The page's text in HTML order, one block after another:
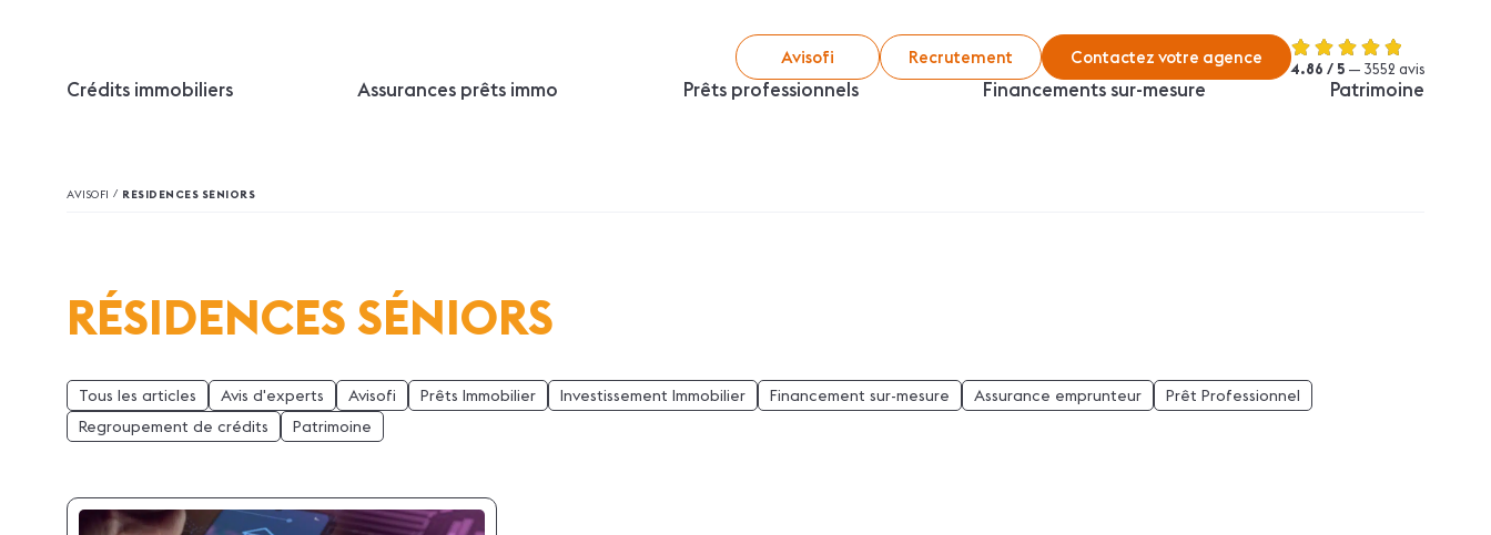
Avisofi Recrutement Contactez votre agence
4.86 / 5 — 3552 avis
Crédits immobiliers Assurances prêts immo Prêts professionnels Financements sur-mesure Patrimoine
AVISOFI / RÉSIDENCES SÉNIORS
RÉSIDENCES SÉNIORS
Tous les articles Avis d'experts Avisofi Prêts Immobilier Investissement Immobilier Financement sur-mesure Assurance emprunteur
Prêt Professionnel
Regroupement de crédits
Patrimoine